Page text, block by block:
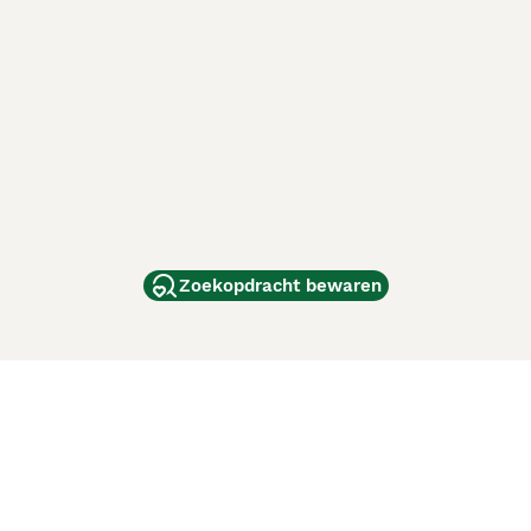
Zoekopdracht bewaren